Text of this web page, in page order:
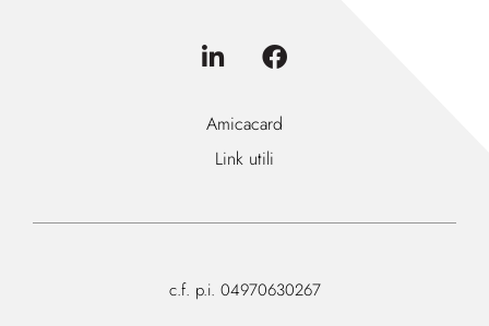
Amicacard
Link utili
c.f. p.i. 04970630267